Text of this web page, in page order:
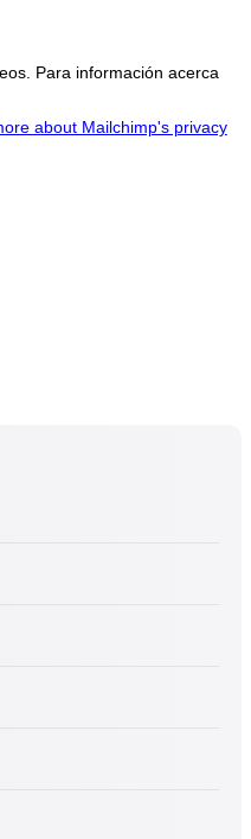
Para información acerca
about Mailchimp's privacy